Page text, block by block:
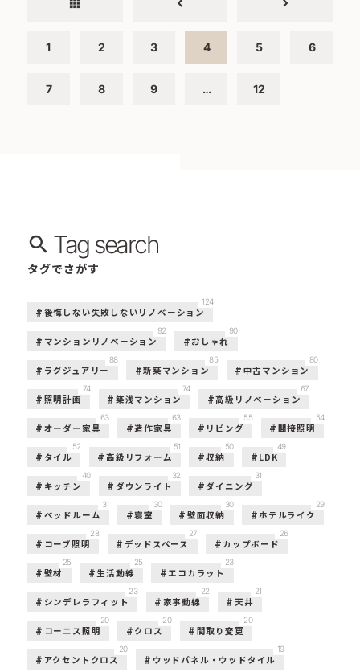
apps chevron_left chevron_right
1 2 3 4 5 6
7 8 9 … 12
Tag search
タグでさがす
後悔しない失敗しないリノベーション
124
マンションリノベーション
92
おしゃれ
90
ラグジュアリー
88
新築マンション
85
中古マンション
80
照明計画
74
築浅マンション
74
高級リノベーション
67
オーダー家具
63
造作家具
63
リビング
55
間接照明
54
タイル
52
高級リフォーム
51
収納
50
LDK
49
キッチン
40
ダウンライト
32
ダイニング
31
ベッドルーム
31
寝室
30
壁面収納
30
ホテルライク
29
コーブ照明
28
デッドスペース
27
カップボード
26
壁材
25
生活動線
25
エコカラット
23
シンデレラフィット
23
家事動線
22
天井
21
コーニス照明
20
クロス
20
間取り変更
20
アクセントクロス
20
ウッドパネル・ウッドタイル
19